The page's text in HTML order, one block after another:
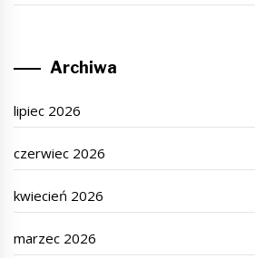
Archiwa
lipiec 2026
czerwiec 2026
kwiecień 2026
marzec 2026